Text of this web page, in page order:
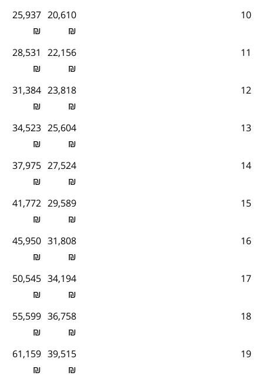
10
20,610
₪
25,937
₪
11
22,156
₪
28,531
₪
12
23,818
₪
31,384
₪
13
25,604
₪
34,523
₪
14
27,524
₪
37,975
₪
15
29,589
₪
41,772
₪
16
31,808
₪
45,950
₪
17
34,194
₪
50,545
₪
18
36,758
₪
55,599
₪
19
39,515
₪
61,159
₪